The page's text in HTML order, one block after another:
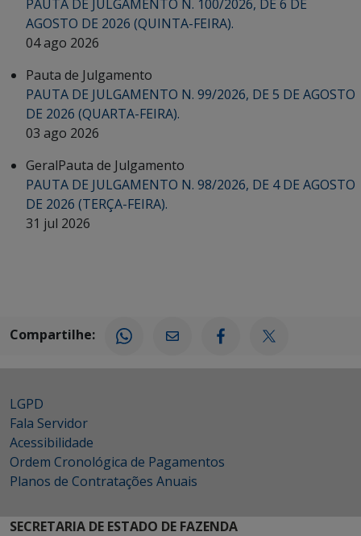
PAUTA DE JULGAMENTO N. 100/2026, DE 6 DE
AGOSTO DE 2026 (QUINTA-FEIRA).
04 ago 2026
Pauta de Julgamento
PAUTA DE JULGAMENTO N. 99/2026, DE 5 DE AGOSTO
DE 2026 (QUARTA-FEIRA).
03 ago 2026
GeralPauta de Julgamento
PAUTA DE JULGAMENTO N. 98/2026, DE 4 DE AGOSTO
DE 2026 (TERÇA-FEIRA).
31 jul 2026
Compartilhe:
LGPD
Fala Servidor
Acessibilidade
Ordem Cronológica de Pagamentos
Planos de Contratações Anuais
SECRETARIA DE ESTADO DE FAZENDA